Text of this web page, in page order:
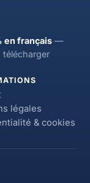
en français —
télécharger
légales
& cookies